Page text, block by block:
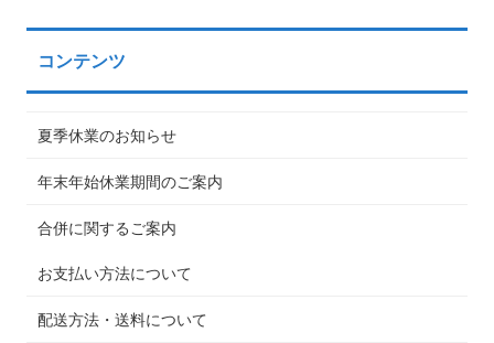
コンテンツ
夏季休業のお知らせ
年末年始休業期間のご案内
合併に関するご案内
お支払い方法について
配送方法・送料について